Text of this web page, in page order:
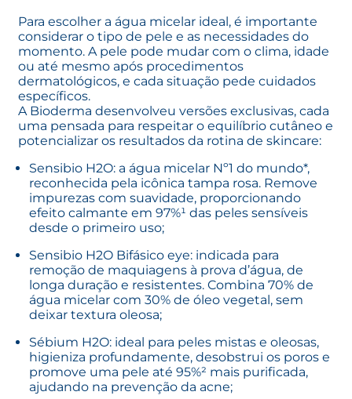
Para escolher a água micelar ideal, é importante
considerar o tipo de pele e as necessidades do
momento. A pele pode mudar com o clima, idade
ou até mesmo após procedimentos
dermatológicos, e cada situação pede cuidados
específicos.
A Bioderma desenvolveu versões exclusivas, cada
uma pensada para respeitar o equilíbrio cutâneo e
potencializar os resultados da rotina de skincare:
Sensibio H2O: a água micelar Nº1 do mundo*,
reconhecida pela icônica tampa rosa. Remove
impurezas com suavidade, proporcionando
efeito calmante em 97%¹ das peles sensíveis
desde o primeiro uso;
Sensibio H2O Bifásico eye: indicada para
remoção de maquiagens à prova d’água, de
longa duração e resistentes. Combina 70% de
água micelar com 30% de óleo vegetal, sem
deixar textura oleosa;
Sébium H2O: ideal para peles mistas e oleosas,
higieniza profundamente, desobstrui os poros e
promove uma pele até 95%² mais purificada,
ajudando na prevenção da acne;